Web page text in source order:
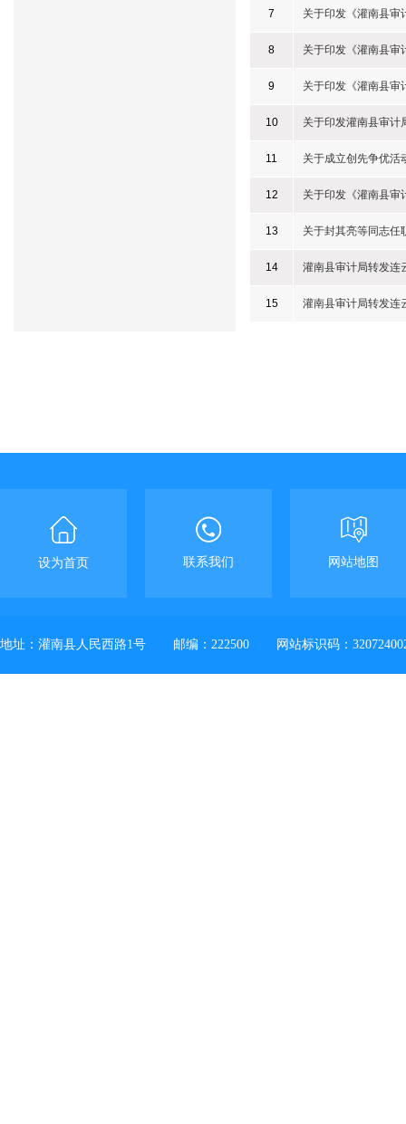
7 关于印发《灌南县审
8 关于印发《灌南县审
9 关于印发《灌南县审
10 关于印发灌南县审计
11 关于成立创先争优活
12 关于印发《灌南县审
13 关于封其亮等同志任
14 灌南县审计局转发连
15 灌南县审计局转发连
设为首页 联系我们 网站地图
地址：灌南县人民西路1号 邮编：222500 网站标识码：